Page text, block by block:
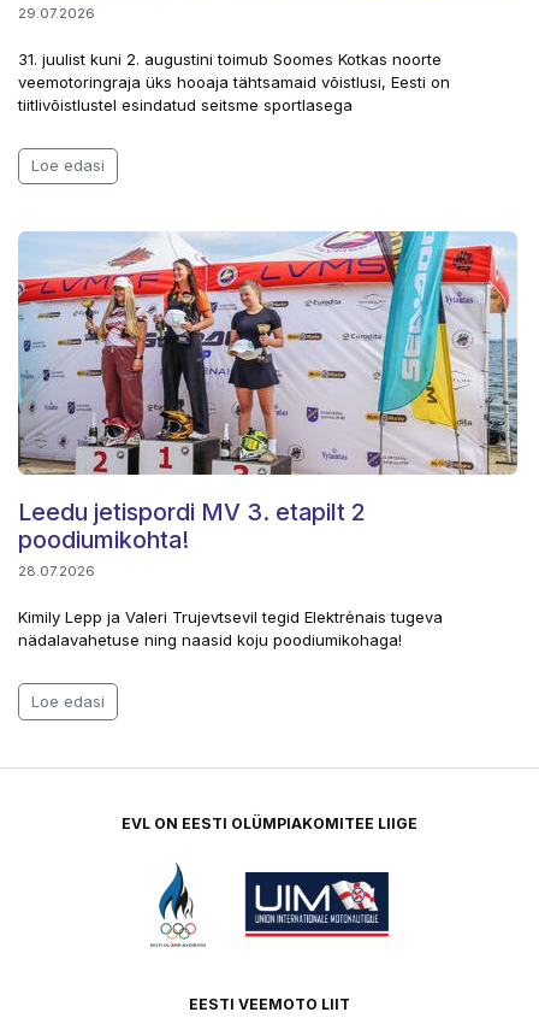
29.07.2026
31. juulist kuni 2. augustini toimub Soomes Kotkas noorte
veemotoringraja üks hooaja tähtsamaid võistlusi, Eesti on
tiitlivõistlustel esindatud seitsme sportlasega
Loe edasi
Leedu jetispordi MV 3. etapilt 2
poodiumikohta!
28.07.2026
Kimily Lepp ja Valeri Trujevtsevil tegid Elektrėnais tugeva
nädalavahetuse ning naasid koju poodiumikohaga!
Loe edasi
EVL ON EESTI OLÜMPIAKOMITEE LIIGE
EESTI VEEMOTO LIIT